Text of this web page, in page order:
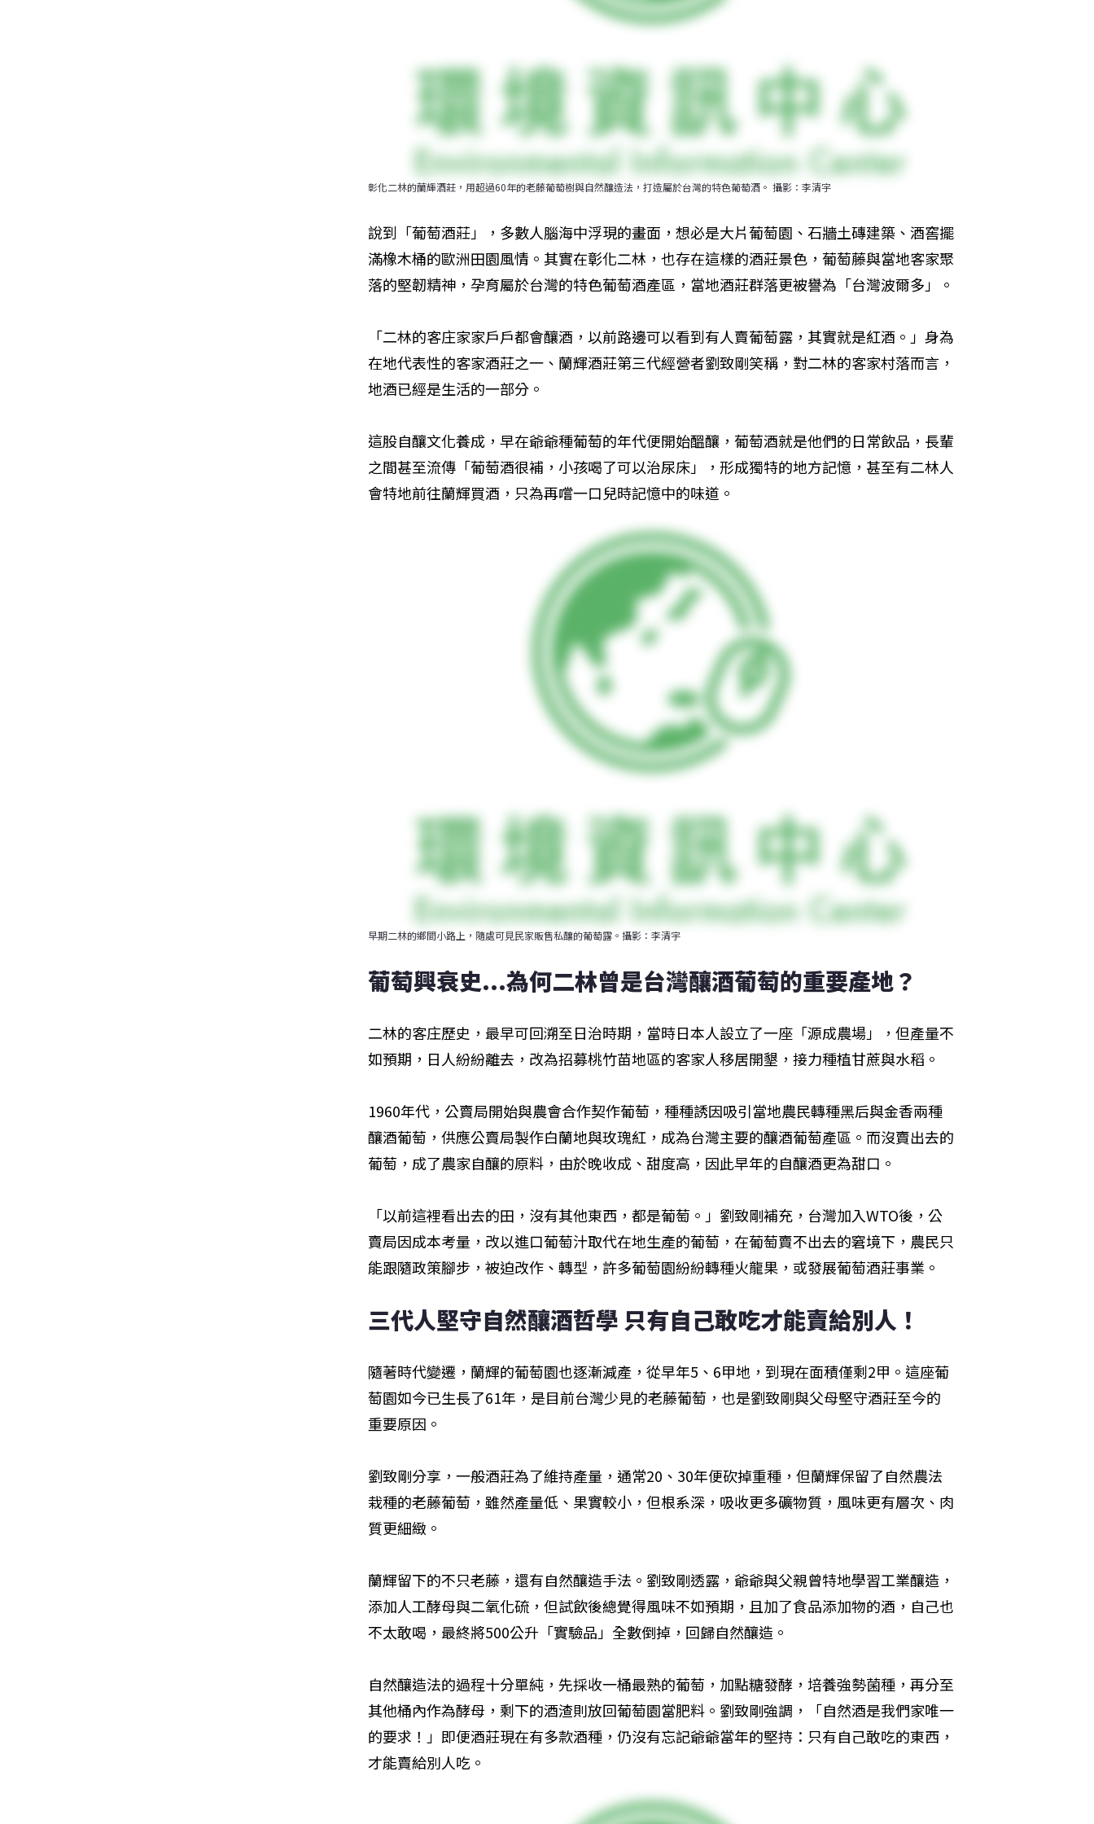
彰化二林的蘭輝酒莊，用超過60年的老藤葡萄樹與自然釀造法，打造屬於台灣的特色葡萄酒。 攝影：李清宇
說到「葡萄酒莊」，多數人腦海中浮現的畫面，想必是大片葡萄園、石牆土磚建築、酒窖擺
滿橡木桶的歐洲田園風情。其實在彰化二林，也存在這樣的酒莊景色，葡萄藤與當地客家聚
落的堅韌精神，孕育屬於台灣的特色葡萄酒產區，當地酒莊群落更被譽為「台灣波爾多」。
「二林的客庄家家戶戶都會釀酒，以前路邊可以看到有人賣葡萄露，其實就是紅酒。」身為
在地代表性的客家酒莊之一、蘭輝酒莊第三代經營者劉致剛笑稱，對二林的客家村落而言，
地酒已經是生活的一部分。
這股自釀文化養成，早在爺爺種葡萄的年代便開始醞釀，葡萄酒就是他們的日常飲品，長輩
之間甚至流傳「葡萄酒很補，小孩喝了可以治尿床」，形成獨特的地方記憶，甚至有二林人
會特地前往蘭輝買酒，只為再嚐一口兒時記憶中的味道。
早期二林的鄉間小路上，隨處可見民家販售私釀的葡萄露。攝影：李清宇
葡萄興衰史...為何二林曾是台灣釀酒葡萄的重要產地？
二林的客庄歷史，最早可回溯至日治時期，當時日本人設立了一座「源成農場」，但產量不
如預期，日人紛紛離去，改為招募桃竹苗地區的客家人移居開墾，接力種植甘蔗與水稻。
1960年代，公賣局開始與農會合作契作葡萄，種種誘因吸引當地農民轉種黑后與金香兩種
釀酒葡萄，供應公賣局製作白蘭地與玫瑰紅，成為台灣主要的釀酒葡萄產區。而沒賣出去的
葡萄，成了農家自釀的原料，由於晚收成、甜度高，因此早年的自釀酒更為甜口。
「以前這裡看出去的田，沒有其他東西，都是葡萄。」劉致剛補充，台灣加入WTO後，公
賣局因成本考量，改以進口葡萄汁取代在地生產的葡萄，在葡萄賣不出去的窘境下，農民只
能跟隨政策腳步，被迫改作、轉型，許多葡萄園紛紛轉種火龍果，或發展葡萄酒莊事業。
三代人堅守自然釀酒哲學 只有自己敢吃才能賣給別人！
隨著時代變遷，蘭輝的葡萄園也逐漸減產，從早年5、6甲地，到現在面積僅剩2甲。這座葡
萄園如今已生長了61年，是目前台灣少見的老藤葡萄，也是劉致剛與父母堅守酒莊至今的
重要原因。
劉致剛分享，一般酒莊為了維持產量，通常20、30年便砍掉重種，但蘭輝保留了自然農法
栽種的老藤葡萄，雖然產量低、果實較小，但根系深，吸收更多礦物質，風味更有層次、肉
質更細緻。
蘭輝留下的不只老藤，還有自然釀造手法。劉致剛透露，爺爺與父親曾特地學習工業釀造，
添加人工酵母與二氧化硫，但試飲後總覺得風味不如預期，且加了食品添加物的酒，自己也
不太敢喝，最終將500公升「實驗品」全數倒掉，回歸自然釀造。
自然釀造法的過程十分單純，先採收一桶最熟的葡萄，加點糖發酵，培養強勢菌種，再分至
其他桶內作為酵母，剩下的酒渣則放回葡萄園當肥料。劉致剛強調，「自然酒是我們家唯一
的要求！」即便酒莊現在有多款酒種，仍沒有忘記爺爺當年的堅持：只有自己敢吃的東西，
才能賣給別人吃。